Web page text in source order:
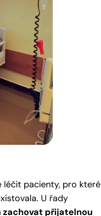
léčit pacienty, pro které
U řady
zachovat přijatelnou